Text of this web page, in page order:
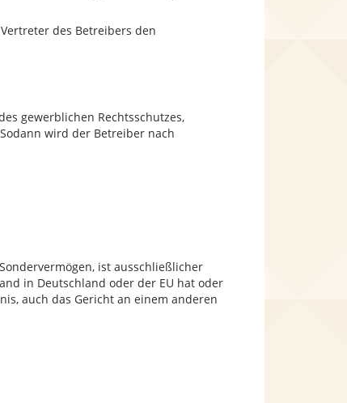
des Betreibers den
gewerblichen Rechtsschutzes,
wird der Betreiber nach
ist ausschließlicher
in Deutschland oder der EU hat oder
auch das Gericht an einem anderen